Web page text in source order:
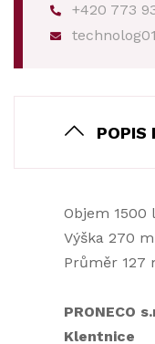
+420 773
POPIS
Objem 1500 l
Výška 270
Průměr 127
PRONECO
Klentnice